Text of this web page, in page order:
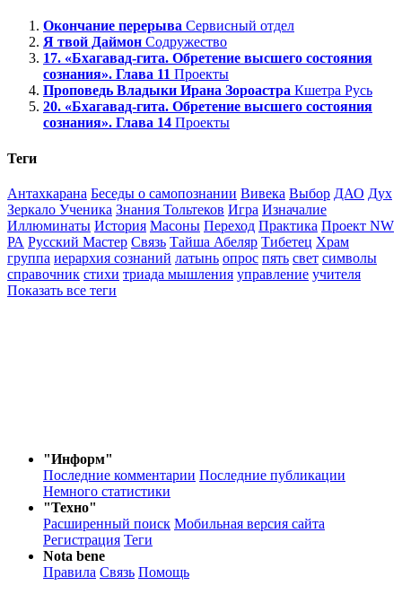
Окончание перерыва Сервисный отдел
Я твой Даймон Содружество
17. «Бхагавад-гита. Обретение высшего состояния
сознания». Глава 11 Проекты
Проповедь Владыки Ирана Зороастра Кшетра Русь
20. «Бхагавад-гита. Обретение высшего состояния
сознания». Глава 14 Проекты
Теги
Антахкарана Беседы о самопознании Вивека Выбор ДАО Дух
Зеркало Ученика Знания Тольтеков Игра Изначалие
Иллюминаты История Масоны Переход Практика Проект NW
РА Русский Мастер Связь Тайша Абеляр Тибетец Храм
группа иерархия сознаний латынь опрос пять свет символы
справочник стихи триада мышления управление учителя
Показать все теги
"Информ"
Последние комментарии Последние публикации
Немного статистики
"Техно"
Расширенный поиск Мобильная версия сайта
Регистрация Теги
Nota bene
Правила Связь Помощь